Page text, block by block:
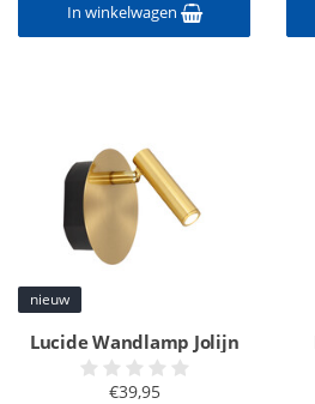
In winkelwagen
nieuw
Lucide Wandlamp Jolijn
€39,95